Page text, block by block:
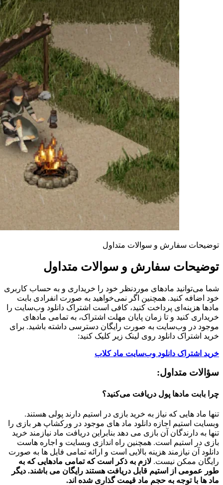
توضیحات سفارش و سوالات متداول
توضیحات سفارش و سوالات متداول
شما می‌توانید مادهای موردنظر خود را خریداری و به حساب کاربری
خود اضافه کنید. همچنین اگر نمی‌خواهید به صورت انفرادی بابت
مادها هزینه‌ای پرداخت کنید، کافی است اشتراک دانلود وب‌سایت را
خریداری کنید و تا زمان پایان مهلت اشتراک، به تمامی مادهای
موجود در وب‌سایت به صورت رایگان دسترسی داشته باشید. برای
خرید اشتراک دانلود روی لینک زیر کلیک کنید:
خرید اشتراک دانلود وب‌سایت ماد کلاب
سؤالات متداول:
چرا بابت مادها پول دریافت می‌کنید؟
تنها ماد هایی که نیاز به خرید بازی در استیم دارند پولی هستند.
وبسایت استیم اجازه دانلود ماد های موجود در ورکشاپ هر بازی را
تنها به دارندگان آن بازی می دهد بنابراین دریافت ماد نیازمند خرید
بازی در استیم است. همچنین راه اندازی وبسایت و اجاره هاست
دانلود آن نیازمند هزینه بالایی است و ارائه تمامی فایل ها به صورت
رایگان ممکن نیست. لازم به ذکر است که تمامی مادهایی که به
طور عمومی از استیم قابل دریافت هستند رایگان می باشند. دیگر
ماد ها با توجه به حجم ماد قیمت گذاری شده اند.